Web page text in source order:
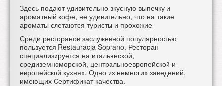
Здесь подают удивительно вкусную выпечку и
ароматный кофе, не удивительно, что на такие
ароматы слетаются туристы и прохожие
Среди ресторанов заслуженной популярностью
пользуется Restauracja Soprano. Ресторан
специализируется на итальянской,
средиземноморской, центральноевропейской и
европейской кухнях. Одно из немногих заведений,
имеющих Сертификат качества.